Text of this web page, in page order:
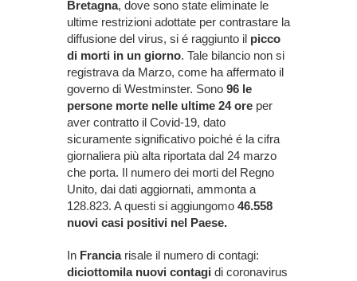
Bretagna, dove sono state eliminate le
ultime restrizioni adottate per contrastare la
diffusione del virus, si é raggiunto il picco
di morti in un giorno. Tale bilancio non si
registrava da Marzo, come ha affermato il
governo di Westminster. Sono 96 le
persone morte nelle ultime 24 ore per
aver contratto il Covid-19, dato
sicuramente significativo poiché é la cifra
giornaliera più alta riportata dal 24 marzo
che porta. Il numero dei morti del Regno
Unito, dai dati aggiornati, ammonta a
128.823. A questi si aggiungomo 46.558
nuovi casi positivi nel Paese.
In Franciarisale il numero di contagi:
diciottomila nuovi contagi di coronavirus